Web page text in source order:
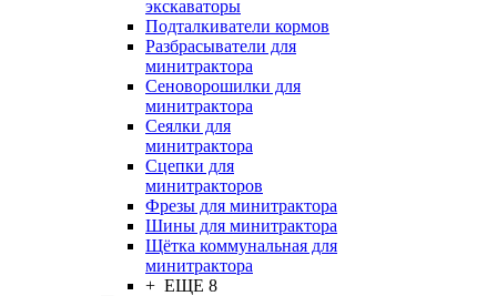
экскаваторы
Подталкиватели кормов
Разбрасыватели для
минитрактора
Сеноворошилки для
минитрактора
Сеялки для
минитрактора
Сцепки для
минитракторов
Фрезы для минитрактора
Шины для минитрактора
Щётка коммунальная для
минитрактора
+ ЕЩЕ 8